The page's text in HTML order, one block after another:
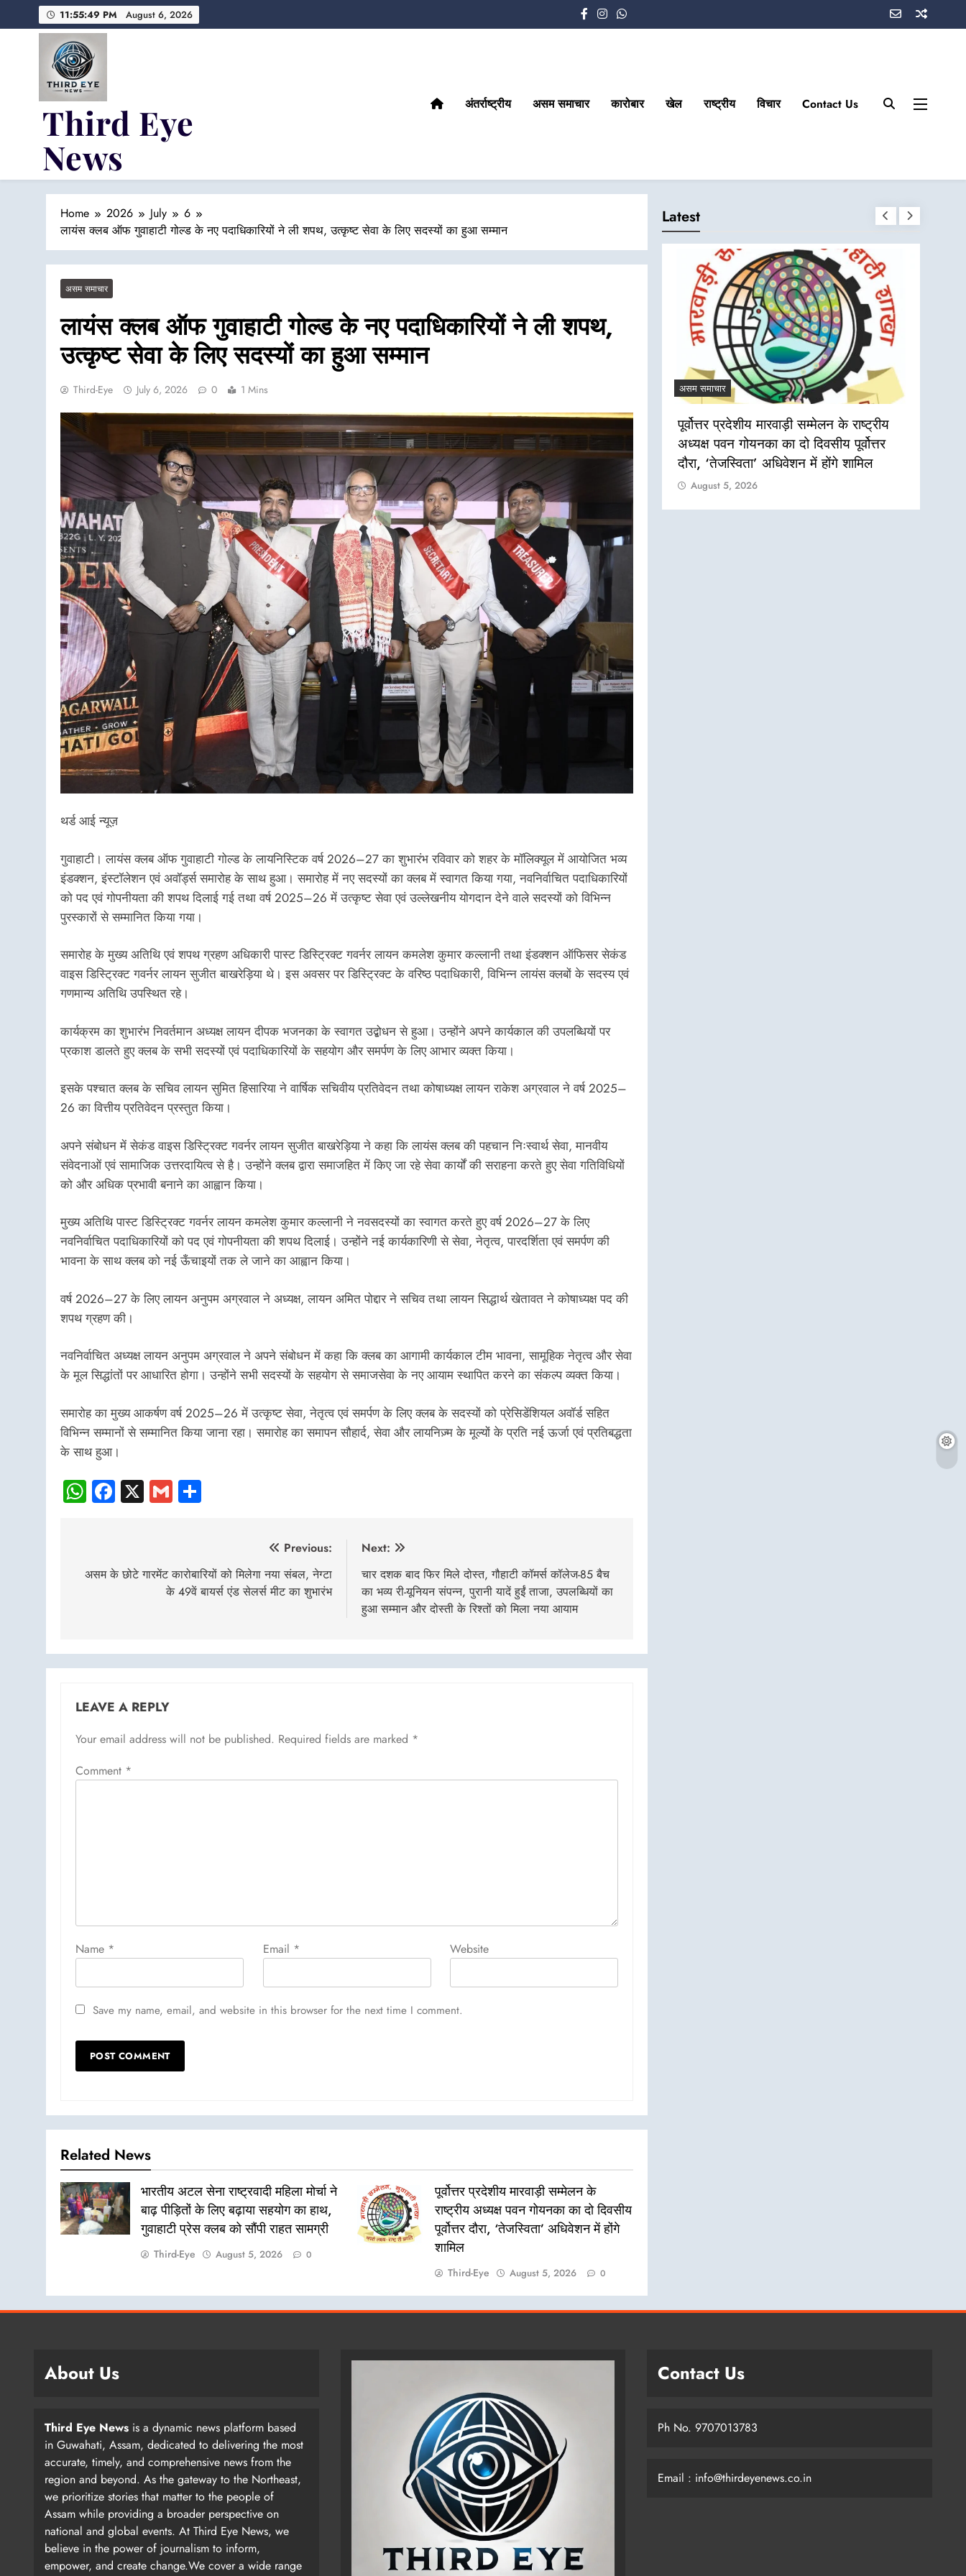
to
11:55:51 PM August 6, 2026
Third Eye
News
अंतर्राष्ट्रीय असम समाचार कारोबार खेल राष्ट्रीय विचार Contact Us
Home 2026 July
6
लायंस क्लब ऑफ गुवाहाटी गोल्ड के नए पदाधिकारियों ने ली शपथ, उत्कृष्ट सेवा के लिए सदस्यों का हुआ सम्मान
असम समाचार
लायंस क्लब ऑफ गुवाहाटी गोल्ड के नए पदाधिकारियों ने ली शपथ,
उत्कृष्ट सेवा के लिए सदस्यों का हुआ सम्मान
Third-Eye July 6, 2026 0 1 Mins
थर्ड आई न्यूज़
गुवाहाटी। लायंस क्लब ऑफ गुवाहाटी गोल्ड के लायनिस्टिक वर्ष 2026–27 का शुभारंभ रविवार को शहर के मॉलिक्यूल में आयोजित भव्य
इंडक्शन, इंस्टॉलेशन एवं अवॉर्ड्स समारोह के साथ हुआ। समारोह में नए सदस्यों का क्लब में स्वागत किया गया, नवनिर्वाचित पदाधिकारियों
को पद एवं गोपनीयता की शपथ दिलाई गई तथा वर्ष 2025–26 में उत्कृष्ट सेवा एवं उल्लेखनीय योगदान देने वाले सदस्यों को विभिन्न
पुरस्कारों से सम्मानित किया गया।
समारोह के मुख्य अतिथि एवं शपथ ग्रहण अधिकारी पास्ट डिस्ट्रिक्ट गवर्नर लायन कमलेश कुमार कल्लानी तथा इंडक्शन ऑफिसर सेकंड
वाइस डिस्ट्रिक्ट गवर्नर लायन सुजीत बाखरेड़िया थे। इस अवसर पर डिस्ट्रिक्ट के वरिष्ठ पदाधिकारी, विभिन्न लायंस क्लबों के सदस्य एवं
गणमान्य अतिथि उपस्थित रहे।
कार्यक्रम का शुभारंभ निवर्तमान अध्यक्ष लायन दीपक भजनका के स्वागत उद्बोधन से हुआ। उन्होंने अपने कार्यकाल की उपलब्धियों पर
प्रकाश डालते हुए क्लब के सभी सदस्यों एवं पदाधिकारियों के सहयोग और समर्पण के लिए आभार व्यक्त किया।
इसके पश्चात क्लब के सचिव लायन सुमित हिसारिया ने वार्षिक सचिवीय प्रतिवेदन तथा कोषाध्यक्ष लायन राकेश अग्रवाल ने वर्ष 2025–
26 का वित्तीय प्रतिवेदन प्रस्तुत किया।
अपने संबोधन में सेकंड वाइस डिस्ट्रिक्ट गवर्नर लायन सुजीत बाखरेड़िया ने कहा कि लायंस क्लब की पहचान निःस्वार्थ सेवा, मानवीय
संवेदनाओं एवं सामाजिक उत्तरदायित्व से है। उन्होंने क्लब द्वारा समाजहित में किए जा रहे सेवा कार्यों की सराहना करते हुए सेवा गतिविधियों
को और अधिक प्रभावी बनाने का आह्वान किया।
मुख्य अतिथि पास्ट डिस्ट्रिक्ट गवर्नर लायन कमलेश कुमार कल्लानी ने नवसदस्यों का स्वागत करते हुए वर्ष 2026–27 के लिए
नवनिर्वाचित पदाधिकारियों को पद एवं गोपनीयता की शपथ दिलाई। उन्होंने नई कार्यकारिणी से सेवा, नेतृत्व, पारदर्शिता एवं समर्पण की
भावना के साथ क्लब को नई ऊँचाइयों तक ले जाने का आह्वान किया।
वर्ष 2026–27 के लिए लायन अनुपम अग्रवाल ने अध्यक्ष, लायन अमित पोद्दार ने सचिव तथा लायन सिद्धार्थ खेतावत ने कोषाध्यक्ष पद की
शपथ ग्रहण की।
नवनिर्वाचित अध्यक्ष लायन अनुपम अग्रवाल ने अपने संबोधन में कहा कि क्लब का आगामी कार्यकाल टीम भावना, सामूहिक नेतृत्व और सेवा
के मूल सिद्धांतों पर आधारित होगा। उन्होंने सभी सदस्यों के सहयोग से समाजसेवा के नए आयाम स्थापित करने का संकल्प व्यक्त किया।
समारोह का मुख्य आकर्षण वर्ष 2025–26 में उत्कृष्ट सेवा, नेतृत्व एवं समर्पण के लिए क्लब के सदस्यों को प्रेसिडेंशियल अवॉर्ड सहित
विभिन्न सम्मानों से सम्मानित किया जाना रहा। समारोह का समापन सौहार्द, सेवा और लायनिज़्म के मूल्यों के प्रति नई ऊर्जा एवं प्रतिबद्धता
के साथ हुआ।
WhatsApp
Facebook
X Gmail
navigation
Previous:
असम के छोटे गारमेंट कारोबारियों को मिलेगा नया संबल, नेग्टा
के 49वें बायर्स एंड सेलर्स मीट का शुभारंभ
Next:
चार दशक बाद फिर मिले दोस्त, गौहाटी कॉमर्स कॉलेज-85 बैच
का भव्य री-यूनियन संपन्न, पुरानी यादें हुईं ताजा, उपलब्धियों का
हुआ सम्मान और दोस्ती के रिश्तों को मिला नया आयाम
LEAVE A REPLY
Your email address will not be published. Required fields are marked *
Comment *
Name * Email * Website
Save my name, email, and website in this browser for the next time I comment.
Related News
भारतीय अटल सेना राष्ट्रवादी महिला मोर्चा ने
बाढ़ पीड़ितों के लिए बढ़ाया सहयोग का हाथ,
गुवाहाटी प्रेस क्लब को सौंपी राहत सामग्री
Third-Eye August 5, 2026 0
पूर्वोत्तर प्रदेशीय मारवाड़ी सम्मेलन के
राष्ट्रीय अध्यक्ष पवन गोयनका का दो दिवसीय
पूर्वोत्तर दौरा, ‘तेजस्विता’ अधिवेशन में होंगे
शामिल
Third-Eye August 5, 2026 0
Latest
भारतीय अटल सेना राष्ट्रवादी महिला मोर्चा ने
बाढ़ पीड़ितों के लिए बढ़ाया सहयोग का हाथ,
गुवाहाटी प्रेस क्लब को सौंपी राहत सामग्री
August 5, 2026
असम समाचार
पूर्वोत्तर प्रदेशीय मारवाड़ी सम्मेलन के राष्ट्रीय
अध्यक्ष पवन गोयनका का दो दिवसीय पूर्वोत्तर
दौरा, ‘तेजस्विता’ अधिवेशन में होंगे शामिल
August 5, 2026
About Us
Third Eye News is a dynamic news platform based
in Guwahati, Assam, dedicated to delivering the most
accurate, timely, and comprehensive news from the
region and beyond. As the gateway to the Northeast,
we prioritize stories that matter to the people of
Assam while providing a broader perspective on
national and global events. At Third Eye News, we
believe in the power of journalism to inform,
empower, and create change.We cover a wide range
Contact Us
Ph No. 9707013783
Email : info@thirdeyenews.co.in